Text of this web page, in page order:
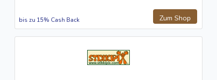
Zum Shop
bis zu 15% Cash Back